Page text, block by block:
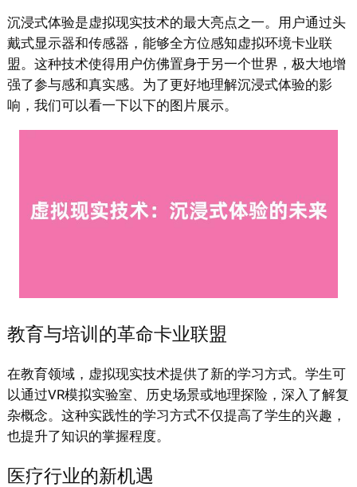
沉浸式体验是虚拟现实技术的最大亮点之一。用户通过头
戴式显示器和传感器，能够全方位感知虚拟环境卡业联
盟。这种技术使得用户仿佛置身于另一个世界，极大地增
强了参与感和真实感。为了更好地理解沉浸式体验的影
响，我们可以看一下以下的图片展示。
教育与培训的革命卡业联盟
在教育领域，虚拟现实技术提供了新的学习方式。学生可
以通过VR模拟实验室、历史场景或地理探险，深入了解复
杂概念。这种实践性的学习方式不仅提高了学生的兴趣，
也提升了知识的掌握程度。
医疗行业的新机遇